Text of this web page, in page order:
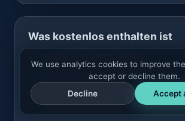
Was kostenlos enthalten ist
API-Schlüssel und voller
Hosting, Bildschutz und
We use analytics cookies to improve
accept or decline them.
Decline
Accept